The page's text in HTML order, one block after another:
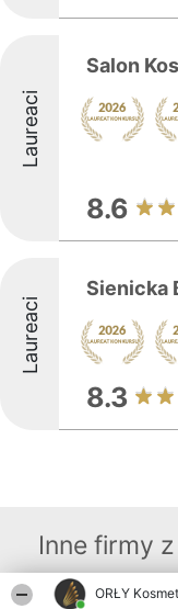
ORŁY
Laureaci
Salon
8.6
Laureaci
Sienicka
8.3
Inne firmy